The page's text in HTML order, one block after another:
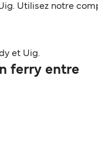
Utilisez notre
et Uig.
ferry entre